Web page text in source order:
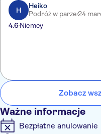
wiedeńskie
Sztuki), Muzeum Domu
Nowe Wymiary, Dom
H
Heiko
Podróż w parze24
4.6Niemcy
Zobacz
Ważne informacje
Bezpłatne anulowanie